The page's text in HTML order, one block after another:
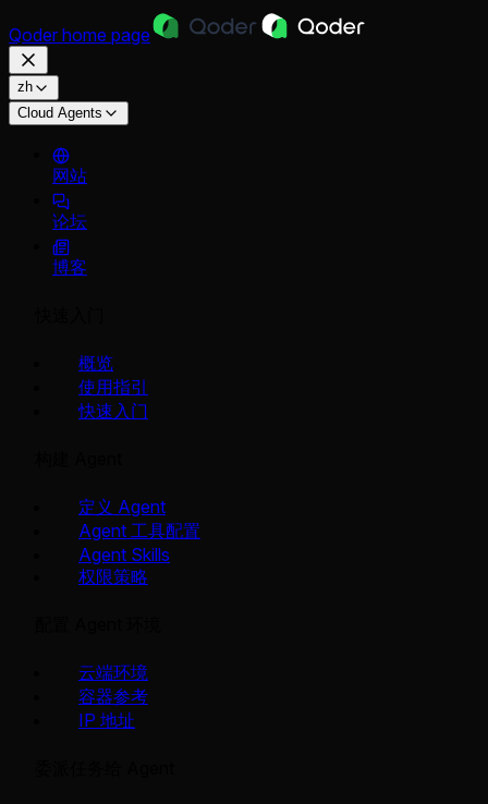
Qoder home page
zh
Cloud Agents
网站
论坛
博客
概览
使用指引
快速入门
定义 Agent
Agent 工具配置
Agent Skills
权限策略
云端环境
容器参考
IP 地址